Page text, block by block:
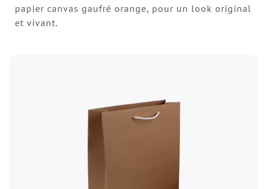
papier canvas gaufré orange, pour un look original
et vivant.